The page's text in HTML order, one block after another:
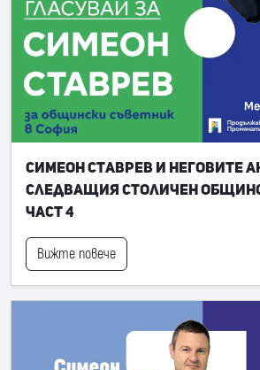
Симеон Ставрев и неговите
следващия Столичен
част 4
Вижте повече